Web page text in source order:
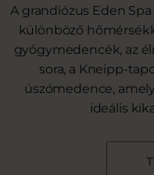
A grandiózus Eden
különböző
gyógymedencék, az
sora, a Kneipp-
úszómedence,
ideális